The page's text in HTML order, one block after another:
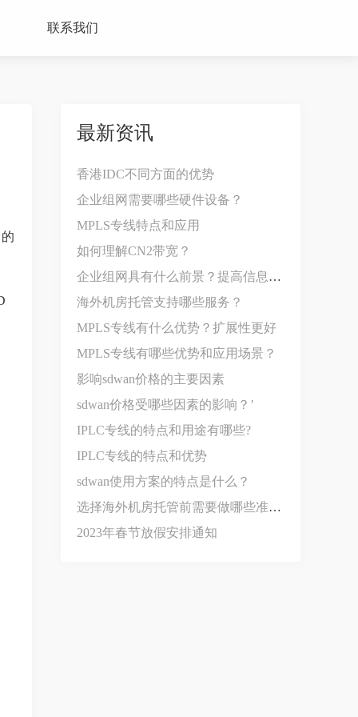
联系我们
最新资讯
香港IDC不同方面的优势
企业组网需要哪些硬件设备？
MPLS专线特点和应用
如何理解CN2带宽？
企业组网具有什么前景？提高信息共享效率
海外机房托管支持哪些服务？
MPLS专线有什么优势？扩展性更好
MPLS专线有哪些优势和应用场景？
影响sdwan价格‍的主要因素
sdwan价格受哪些因素的影响？’
IPLC专线的特点和用途有哪些?
IPLC专线的特点和优势
sdwan使用方案的特点是什么？
选择海外机房托管前需要做哪些准备？
2023年春节放假安排通知